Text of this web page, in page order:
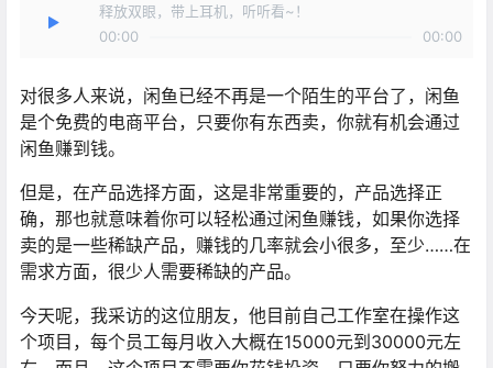
释放双眼，带上耳机，听听看~！
00:00
00:00
对很多人来说，闲鱼已经不再是一个陌生的平台了，闲鱼
是个免费的电商平台，只要你有东西卖，你就有机会通过
闲鱼赚到钱。
但是，在产品选择方面，这是非常重要的，产品选择正
确，那也就意味着你可以轻松通过闲鱼赚钱，如果你选择
卖的是一些稀缺产品，赚钱的几率就会小很多，至少……在
需求方面，很少人需要稀缺的产品。
今天呢，我采访的这位朋友，他目前自己工作室在操作这
个项目，每个员工每月收入大概在15000元到30000元左